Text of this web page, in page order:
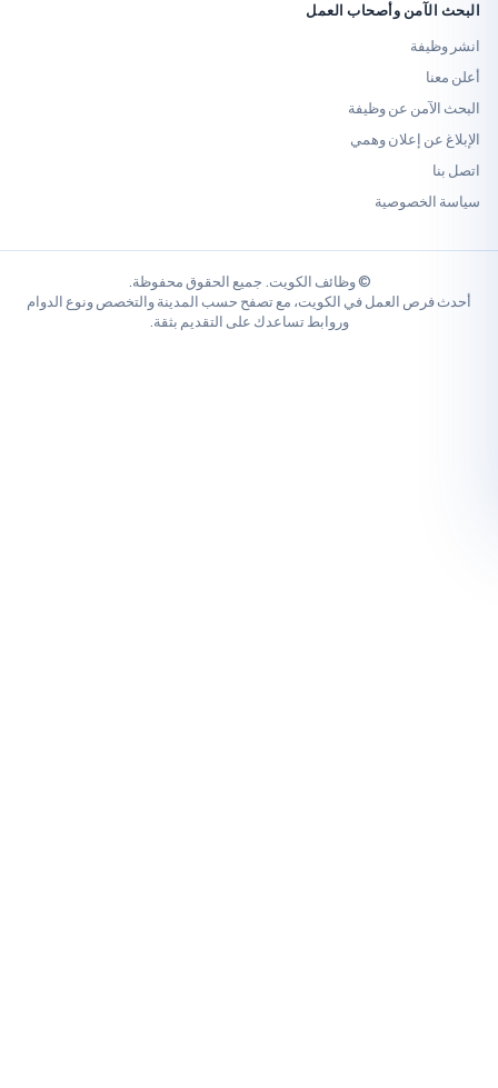
وأصحاب العمل
عن وظيفة
إعلان وهمي
© وظائف الكويت. جميع الحقوق محفوظة.
العمل في الكويت، مع تصفح حسب المدينة والتخصص ونوع الدوام
وروابط تساعدك على التقديم بثقة.